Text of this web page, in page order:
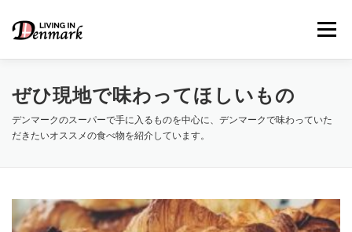
メニュー
LIFE TIPS– 生活便利帳 FOOD – ごはん事情
ぜひ現地で味わってほしいもの
デンマークのスーパーで手に入るものを中心に、デンマークで味わっていた
だきたいオススメの食べ物を紹介しています。